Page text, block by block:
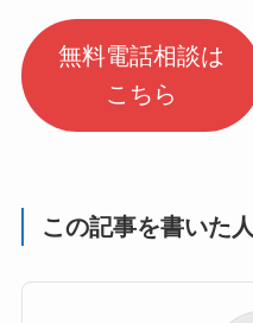
無料電話相談は
こちら
この記事を書いた人